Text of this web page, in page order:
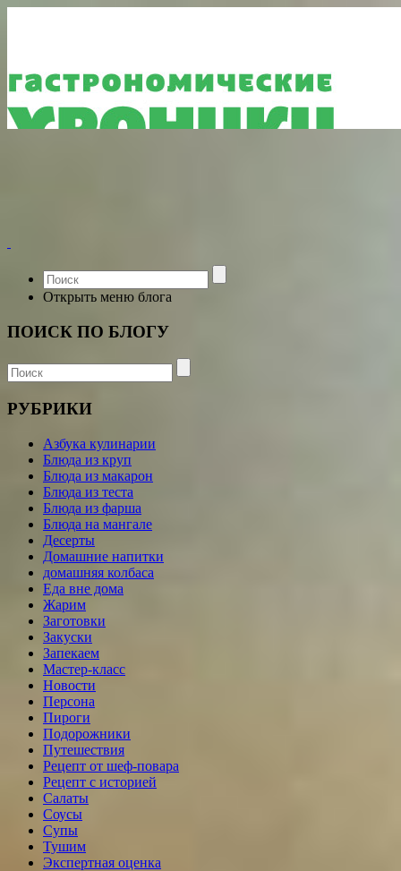
Открыть меню блога
ПОИСК ПО БЛОГУ
РУБРИКИ
Азбука кулинарии
Блюда из круп
Блюда из макарон
Блюда из теста
Блюда из фарша
Блюда на мангале
Десерты
Домашние напитки
домашняя колбаса
Еда вне дома
Жарим
Заготовки
Закуски
Запекаем
Мастер-класс
Новости
Персона
Пироги
Подорожники
Путешествия
Рецепт от шеф-повара
Рецепт с историей
Салаты
Соусы
Супы
Тушим
Экспертная оценка